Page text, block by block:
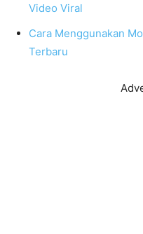
Video Viral
Cara Menggunakan
Terbaru